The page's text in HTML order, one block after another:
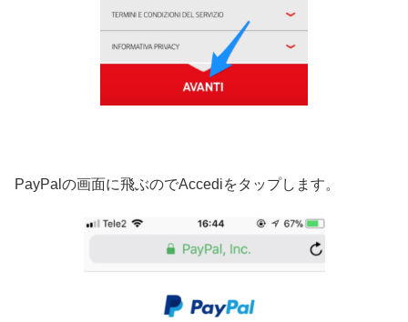
PayPalの画面に飛ぶのでAccediをタップします。